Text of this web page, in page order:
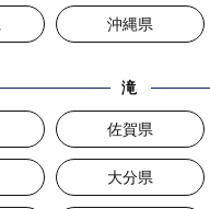
沖縄県
滝
佐賀県
大分県